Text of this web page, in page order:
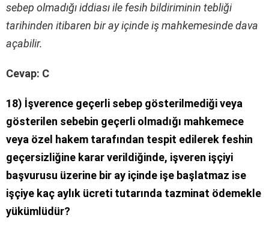
sebep olmadığı iddiası ile fesih bildiriminin tebliği
tarihinden itibaren bir ay içinde iş mahkemesinde dava
açabilir.
Cevap: C
18) İşverence geçerli sebep gösterilmediği veya
gösterilen sebebin geçerli olmadığı mahkemece
veya özel hakem tarafından tespit edilerek feshin
geçersizliğine karar verildiğinde, işveren işçiyi
başvurusu üzerine bir ay içinde işe başlatmaz ise
işçiye kaç aylık ücreti tutarında tazminat ödemekle
yükümlüdür?